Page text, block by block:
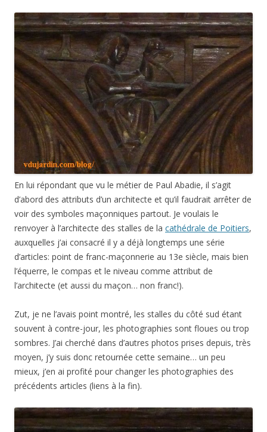
En lui répondant que vu le métier de Paul Abadie, il s’agit
d’abord des attributs d’un architecte et qu’il faudrait arrêter de
voir des symboles maçonniques partout. Je voulais le
renvoyer à l’architecte des stalles de la cathédrale de Poitiers,
auxquelles j’ai consacré il y a déjà longtemps une série
d’articles: point de franc-maçonnerie au 13e siècle, mais bien
l’équerre, le compas et le niveau comme attribut de
l’architecte (et aussi du maçon… non franc!).
Zut, je ne l’avais point montré, les stalles du côté sud étant
souvent à contre-jour, les photographies sont floues ou trop
sombres. J’ai cherché dans d’autres photos prises depuis, très
moyen, j’y suis donc retournée cette semaine… un peu
mieux, j’en ai profité pour changer les photographies des
précédents articles (liens à la fin).